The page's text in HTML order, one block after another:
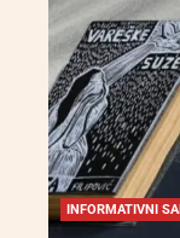
INFORMATIVNI